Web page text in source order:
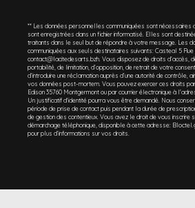
** Les données personnelles communiquées sont nécessaires
sont enregistrées dans un fichier informatisé. Elles sont
traitants dans le seul but de répondre à votre message. Les
communiquées aux seuls destinataires suivants: Casteal 5
contact@lacitedesarts.bzh. Vous disposez de droits d’accès,
portabilité, de limitation, d’opposition, de retrait de votre
d’introduire une réclamation auprès d’une autorité de contrôle,
vos données post-mortem. Vous pouvez exercer ces droits
Edison 35760 Montgermont ou par courrier électronique à
Un justificatif d'identité pourra vous être demandé. Nous
période de prise de contact puis pendant la durée de
de gestion des contentieux. Vous avez le droit de vous inscrire
démarchage téléphonique, disponible à cette adresse:
pour plus d’informations sur vos droits.